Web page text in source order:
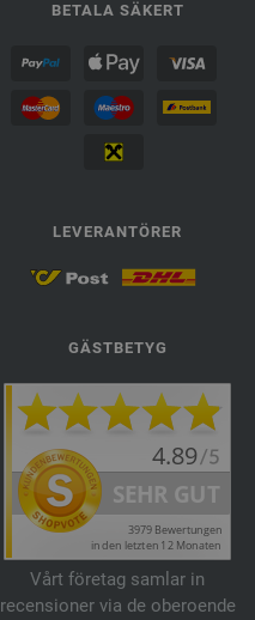
BETALA SÄKERT
LEVERANTÖRER
GÄSTBETYG
Vårt företag samlar in
recensioner via de oberoende